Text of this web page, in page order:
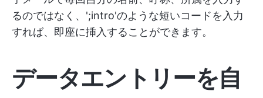
るのではなく、';intro'のような短いコードを入力
すれば、即座に挿入することができます。
データエントリーを自